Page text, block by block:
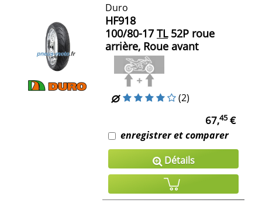
Duro
HF918
100/80-17 TL52P roue
arrière, Roue avant
(2)
67,45€
enregistrer et comparer
Détails